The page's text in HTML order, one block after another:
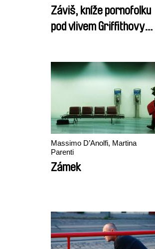
Záviš, kníže pornofolku
pod vlivem Griffithovy
aneb Vznik a zánik
Československa (1918 –
1992)
Massimo D’Anolfi, Martina
Parenti
Zámek